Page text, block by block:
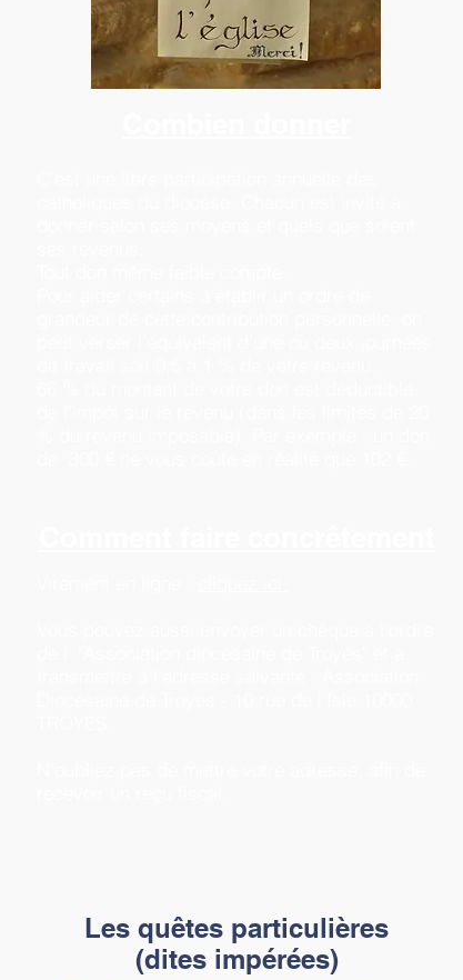
Les quêtes particulières
(dites impérées)